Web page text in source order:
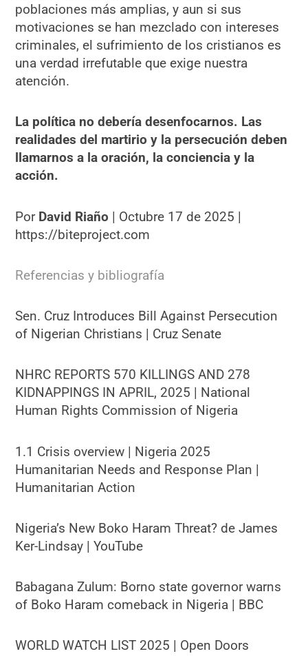
poblaciones más amplias, y aun si sus
motivaciones se han mezclado con intereses
criminales, el sufrimiento de los cristianos es
una verdad irrefutable que exige nuestra
atención.
La política no debería desenfocarnos. Las
realidades del martirio y la persecución deben
llamarnos a la oración, la conciencia y la
acción.
Por David Riaño | Octubre 17 de 2025 |
https://biteproject.com
Referencias y bibliografía
Sen. Cruz Introduces Bill Against Persecution
of Nigerian Christians | Cruz Senate
NHRC REPORTS 570 KILLINGS AND 278
KIDNAPPINGS IN APRIL, 2025 | National
Human Rights Commission of Nigeria
1.1 Crisis overview | Nigeria 2025
Humanitarian Needs and Response Plan |
Humanitarian Action
Nigeria’s New Boko Haram Threat? de James
Ker-Lindsay | YouTube
Babagana Zulum: Borno state governor warns
of Boko Haram comeback in Nigeria | BBC
WORLD WATCH LIST 2025 | Open Doors